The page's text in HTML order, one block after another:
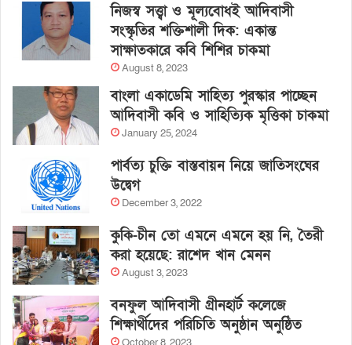
নিজস্ব সত্ত্বা ও মূল্যবোধই আদিবাসী
সংস্কৃতির শক্তিশালী দিক: একান্ত
সাক্ষাতকারে কবি শিশির চাকমা
August 8, 2023
বাংলা একাডেমি সাহিত্য পুরস্কার পাচ্ছেন
আদিবাসী কবি ও সাহিত্যিক মৃত্তিকা চাকমা
January 25, 2024
পার্বত্য চুক্তি বাস্তবায়ন নিয়ে জাতিসংঘের
উদ্বেগ
December 3, 2022
কুকি-চীন তো এমনে এমনে হয় নি, তৈরী
করা হয়েছে: রাশেদ খান মেনন
August 3, 2023
বনফুল আদিবাসী গ্রীনহার্ট কলেজে
শিক্ষার্থীদের পরিচিতি অনুষ্ঠান অনুষ্ঠিত